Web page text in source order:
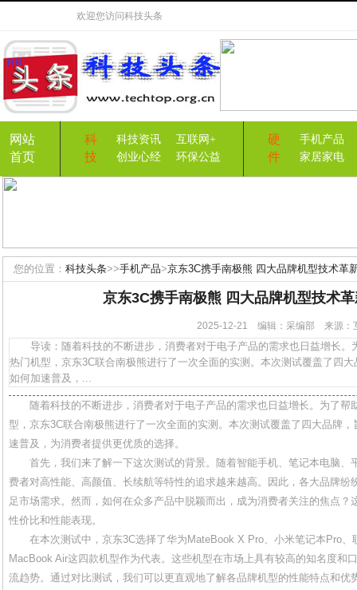
欢迎您访问科技头条
网站
首页
科
技
科技资讯
互联网+
创业心经
环保公益
硬
件
手机产品
家居家电
您的位置： 科技头条>>手机产品>京东3C携手南极熊 四大品牌机型技术革
京东3C携手南极熊 四大品牌机型技术
2025-12-21 编辑：采编部 来源
导读：随着科技的不断进步，消费者对于电子产品的需求也日益增长。
热门机型，京东3C联合南极熊进行了一次全面的实测。本次测试覆盖了四
如何加速普及，...
随着科技的不断进步，消费者对于电子产品的需求也日益增长。为了帮
型，京东3C联合南极熊进行了一次全面的实测。本次测试覆盖了四大品牌
速普及，为消费者提供更优质的选择。
首先，我们来了解一下这次测试的背景。随着智能手机、笔记本电脑、
费者对高性能、高颜值、长续航等特性的追求越来越高。因此，各大品牌纷
足市场需求。然而，如何在众多产品中脱颖而出，成为消费者关注的焦点？
性价比和性能表现。
在本次测试中，京东3C选择了华为MateBook X Pro、小米笔记本Pro
MacBook Air这四款机型作为代表。这些机型在市场上具有较高的知名度和
流趋势。通过对比测试，我们可以更直观地了解各品牌机型的性能特点和优